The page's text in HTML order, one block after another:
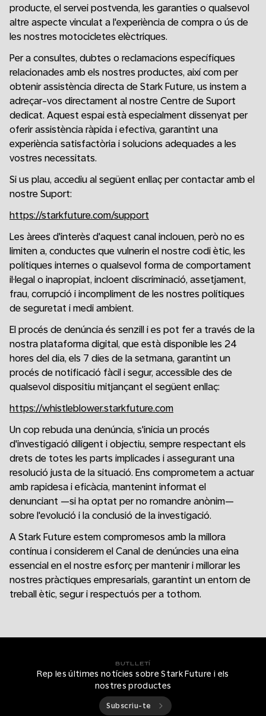
producte, el servei postvenda, les garanties o qualsevol
altre aspecte vinculat a l'experiència de compra o ús de
les nostres motocicletes elèctriques.
Per a consultes, dubtes o reclamacions específiques
relacionades amb els nostres productes, així com per
obtenir assistència directa de Stark Future, us instem a
adreçar-vos directament al nostre Centre de Suport
dedicat. Aquest espai està especialment dissenyat per
oferir assistència ràpida i efectiva, garantint una
experiència satisfactòria i solucions adequades a les
vostres necessitats.
Si us plau, accediu al següent enllaç per contactar amb el
nostre Suport:
https://starkfuture.com/support
Les àrees d'interès d'aquest canal inclouen, però no es
limiten a, conductes que vulnerin el nostre codi ètic, les
polítiques internes o qualsevol forma de comportament
il·legal o inapropiat, incloent discriminació, assetjament,
frau, corrupció i incompliment de les nostres polítiques
de seguretat i medi ambient.
El procés de denúncia és senzill i es pot fer a través de la
nostra plataforma digital, que està disponible les 24
hores del dia, els 7 dies de la setmana, garantint un
procés de notificació fàcil i segur, accessible des de
qualsevol dispositiu mitjançant el següent enllaç:
https://whistleblower.starkfuture.com
Un cop rebuda una denúncia, s'inicia un procés
d'investigació diligent i objectiu, sempre respectant els
drets de totes les parts implicades i assegurant una
resolució justa de la situació. Ens comprometem a actuar
amb rapidesa i eficàcia, mantenint informat el
denunciant —si ha optat per no romandre anònim—
sobre l'evolució i la conclusió de la investigació.
A Stark Future estem compromesos amb la millora
contínua i considerem el Canal de denúncies una eina
essencial en el nostre esforç per mantenir i millorar les
nostres pràctiques empresarials, garantint un entorn de
treball ètic, segur i respectuós per a tothom.
BUTLLETÍ
Rep les últimes notícies sobre Stark Future i els
nostres productes
Subscriu-te